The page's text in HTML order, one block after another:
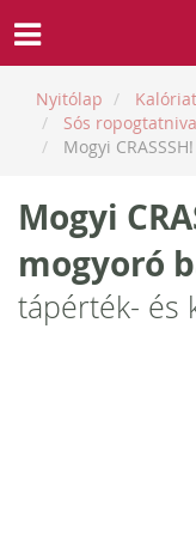
Nyitólap
Sós
Mogyi
Mogyi
mogyoró
tápérték- és